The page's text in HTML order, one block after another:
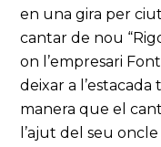
en una gira per
cantar de nou
on l’empresari
deixar a
manera que el
l’ajut del seu